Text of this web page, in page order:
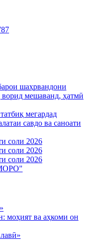
шаҳрвандони
ворид мешаванд, ҳатмӣ
мегардад
савдо ва саноати
соли 2026
соли 2026
соли 2026
моҳият ва аҳкоми он